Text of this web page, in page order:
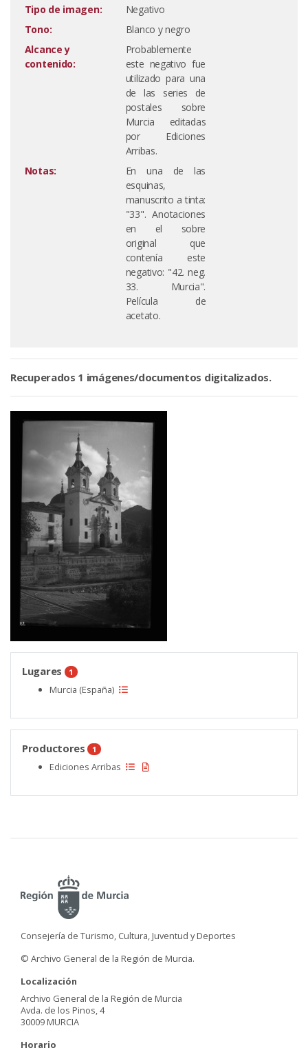
Tipo de imagen:
Negativo
Tono:
Blanco y negro
Alcance y
contenido:
Probablemente
este negativo fue
utilizado para una
de las series de
postales sobre
Murcia editadas
por Ediciones
Arribas.
Notas:
En una de las
esquinas,
manuscrito a tinta:
"33". Anotaciones
en el sobre
original que
contenía este
negativo: "42. neg.
33. Murcia".
Película de
acetato.
Recuperados 1 imágenes/documentos digitalizados.
Lugares 1
Murcia (España)
Productores 1
Ediciones Arribas
Consejería de Turismo, Cultura, Juventud y Deportes
© Archivo General de la Región de Murcia.
Localización
Archivo General de la Región de Murcia
Avda. de los Pinos, 4
30009 MURCIA
Horario